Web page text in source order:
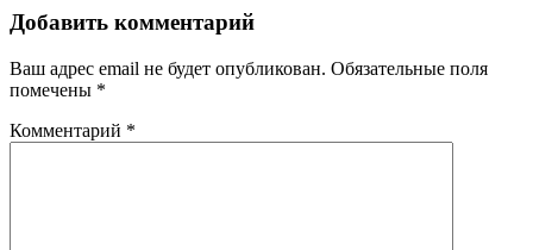
Добавить комментарий
Ваш адрес email не будет опубликован. Обязательные поля
помечены *
Комментарий *